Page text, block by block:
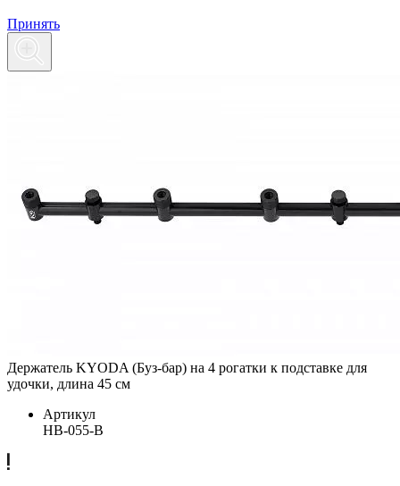
Принять
Держатель KYODA (Буз-бар) на 4 рогатки к подставке для
удочки, длина 45 см
Артикул
HB-055-B